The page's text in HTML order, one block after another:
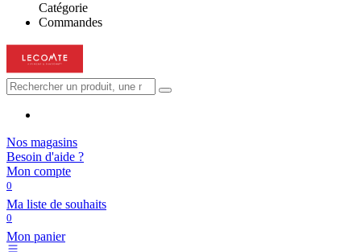
Catégorie
Commandes
Nos magasins
Besoin d'aide ?
Mon compte
0
Ma liste de souhaits
0
Mon panier